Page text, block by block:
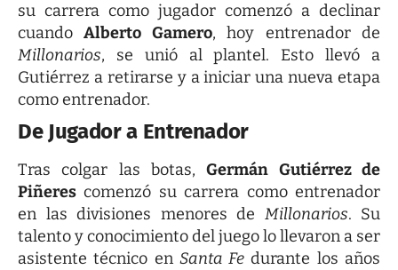
su carrera como jugador comenzó a declinar
cuandoAlberto Gamero, hoy entrenador de
Millonarios, se unió al plantel. Esto llevó a
Gutiérrez a retirarse y a iniciar una nueva etapa
como entrenador.
De Jugador a Entrenador
Tras colgar las botas,Germán Gutiérrez de
Piñeres comenzó su carrera como entrenador
en las divisiones menores de Millonarios. Su
talento y conocimiento del juego lo llevaron a ser
asistente técnico en Santa Fe durante los años